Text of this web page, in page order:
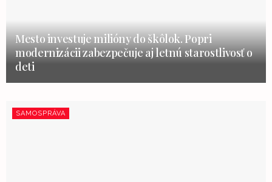
Mesto investuje milióny do škôlok. Popri
modernizácii zabezpečuje aj letnú starostlivosť o
deti
SAMOSPRÁVA